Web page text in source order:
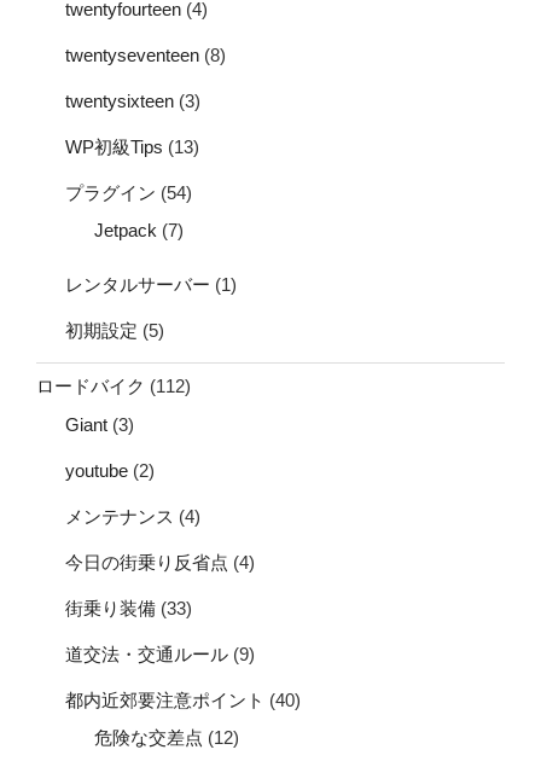
twentyfourteen (4)
twentyseventeen (8)
twentysixteen (3)
WP初級Tips (13)
プラグイン (54)
Jetpack (7)
レンタルサーバー (1)
初期設定 (5)
ロードバイク (112)
Giant (3)
youtube (2)
メンテナンス (4)
今日の街乗り反省点 (4)
街乗り装備 (33)
道交法・交通ルール (9)
都内近郊要注意ポイント (40)
危険な交差点 (12)